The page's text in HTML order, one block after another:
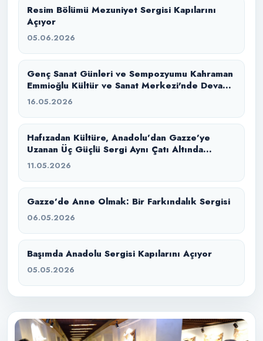
Resim Bölümü Mezuniyet Sergisi Kapılarını
Açıyor
05.06.2026
Genç Sanat Günleri ve Sempozyumu Kahraman
Emmioğlu Kültür ve Sanat Merkezi'nde Devam
Ediyor
16.05.2026
Hafızadan Kültüre, Anadolu’dan Gazze’ye
Uzanan Üç Güçlü Sergi Aynı Çatı Altında
Buluştu
11.05.2026
Gazze’de Anne Olmak: Bir Farkındalık Sergisi
06.05.2026
Başımda Anadolu Sergisi Kapılarını Açıyor
05.05.2026